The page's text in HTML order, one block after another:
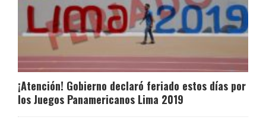
¡Atención! Gobierno declaró feriado estos días por
los Juegos Panamericanos Lima 2019